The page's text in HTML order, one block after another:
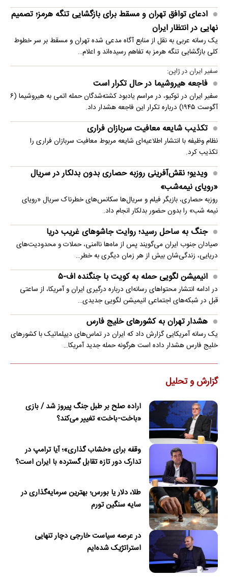
ادعای توافق تهران و مسقط برای بازگشایی تنگه هرمز؛ تصمیم
نهایی در انتظار ایران
یک رسانه عربی به نقل از منابع آگاه مدعی شده تهران و مسقط بر سر خطوط
کلی بازگشایی تنگه هرمز به تفاهم رسیده‌اند و اعلام…
سفیر ایران در ژاپن:
فاجعه هیروشیما در حال تکرار است
سفیر ایران در توکیو، در مراسم یادبود کشته‌شدگان حمله اتمی به هیروشیما (۶
آگوست ۱۹۴۵) درباره تکرار این فاجعه هشدار داد.
تکذیب شایعه معافیت سربازان فراری
نظام وظیفه با انتشار اطلاعیه‌ای شایعه مربوط معافیت سربازان فراری را
تکذیب کرد.
ویدیو؛ نقش‌آفرینی روزبه حصاری بدون بدلکار در سریال
«رویای نیمه‌شب»
روزبه حصاری، بازیگر فیلم و سریال‌ها سکانس‌های خطرناک سریال «رویای
نیمه شب» را بدون حضور بدلکار انجام داد.
جنگ به ساحل رسید؛ روایت جاشوهای غریب دریا
صیادان جنوب ایران می‌گویند پس از ماه‌ها ناامنی، حملات و محدودیت‌های
دریایی، زندگی‌شان بیش از هر زمان دیگری به خطر…
انیمیشن لگویی حمله به کویت با جنگنده اف-۵
در ادامه انتشار محتواهای رسانه‌ای درباره درگیری ایران و آمریکا، از ساعتی
قبل در شبکه‌های اجتماعی انیمیشن لگویی جدیدی…
هشدار تهران به کشورهای خلیج فارس
یک رسانه آمریکایی گزارش داد که ایران در تماس‌های دیپلماتیک با کشورهای
خلیج فارس هشدار داده است هرگونه حمله جدید آمریکا…
گزارش و تحلیل
اراده صلح بر طبل جنگ پیروز شد / بازی
«باخت-باخت» تغییر می‌کند؟
وقفه برای «خشاب گذاری»؛ آیا ترامپ در
تدارک دور تازه تقابل گسترده با ایران است؟
طلا، دلار یا بورس؛ بهترین سرمایه‌گذاری در
سایه سنگین تورم
در عرصه سیاست خارجی دچار تنهایی
استراتژیک شده‌ایم